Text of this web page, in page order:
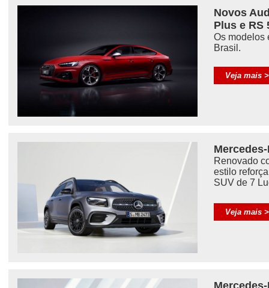
Novos
Plus e RS
Os modelos
Brasil.
Veja mais
Renovado
estilo
SUV de 7
Veja mais